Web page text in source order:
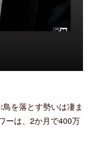
を落とす勢いは凄ま
ーは、2か月で400万